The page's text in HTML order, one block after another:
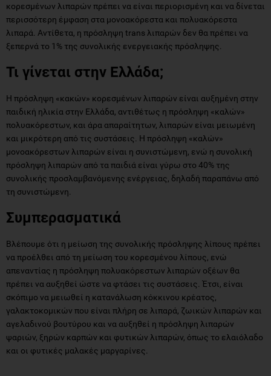
κορεσμένων λιπαρών πρέπει να είναι περιορισμένη και να δίνεται
περισσότερη έμφαση στα μονοακόρεστα και πολυακόρεστα
λιπαρά. Αντίθετα, η πρόσληψη trans λιπαρών δεν θα πρέπει να
ξεπερνά το 1% της συνολικής ενεργειακής πρόσληψης.
Τι γίνεται στην Ελλάδα;
Η πρόσληψη «κακών» κορεσμένων λιπαρών είναι αυξημένη στην
παιδική ηλικία στην Ελλάδα, αντιθέτως η πρόσληψη «καλών»
πολυακόρεστων, και άρα απαραίτητων, λιπαρών είναι μειωμένη
και μικρότερη από τις συστάσεις. Η πρόσληψη «καλών»
μονοακόρεστων λιπαρών είναι η συνιστώμενη, ενώ η συνολική
πρόσληψη λιπαρών από τα παιδιά είναι γύρω στο 40% της
συνολικής προσλαμβανόμενης ενέργειας, δηλαδή παραπάνω από
τη συνιστώμενη.
Συμπερασματικά
Βλέπουμε ότι η μείωση της συνολικής πρόσληψης λίπους πρέπει
να προέλθει από τη μείωση του κορεσμένου λίπους, ενώ
απεναντίας η πρόσληψη πολυακόρεστων λιπαρών οξέων θα
πρέπει να αυξηθεί ώστε να φτάσει τις συστάσεις. Έτσι, είναι
σκόπιμο να μειωθεί η κατανάλωση κόκκινου κρέατος,
γαλακτοκομικών που είναι πλήρη σε λιπαρά, ζωικών λιπαρών και
αγελαδινού βουτύρου και να αυξηθεί η πρόσληψη λιπαρών
ψαριών, ξηρών καρπών και φυτικών λιπαρών, όπως το ελαιόλαδο
και οι φυτικές μαλακές μαργαρίνες.